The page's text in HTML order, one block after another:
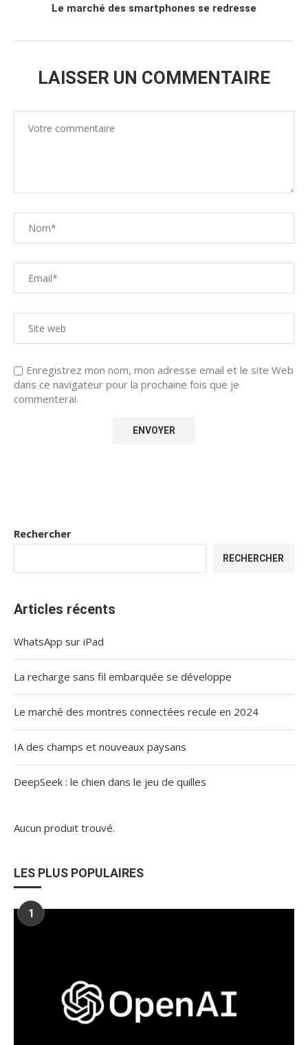
Le marché des smartphones se redresse
LAISSER UN COMMENTAIRE
Enregistrez mon nom, mon adresse email et le site Web
dans ce navigateur pour la prochaine fois que je
commenterai.
Rechercher
RECHERCHER
Articles récents
WhatsApp sur iPad
La recharge sans fil embarquée se développe
Le marché des montres connectées recule en 2024
IA des champs et nouveaux paysans
DeepSeek : le chien dans le jeu de quilles
Aucun produit trouvé.
LES PLUS POPULAIRES
1